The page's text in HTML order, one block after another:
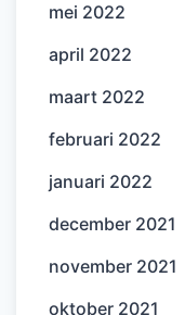
mei 2022
april 2022
maart 2022
februari 2022
januari 2022
december 2021
november 2021
oktober 2021